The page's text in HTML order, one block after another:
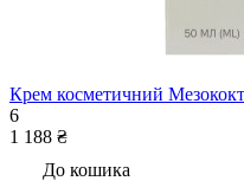
Крем косметичний
6
1 188 ₴
До кошика